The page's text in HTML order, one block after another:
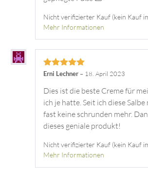
Nicht verifizierter Kauf (kein Kauf
Mehr Informationen
Bewertet mit
Erni Lechner – 18. April 2023
Dies ist die beste Creme für
ich je hatte. Seit ich diese
fast keine schrunden mehr.
dieses geniale produkt!
Nicht verifizierter Kauf (kein Kauf
Mehr Informationen